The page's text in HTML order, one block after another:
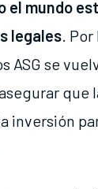
el mundo
legales.
ASG se
que
inversión